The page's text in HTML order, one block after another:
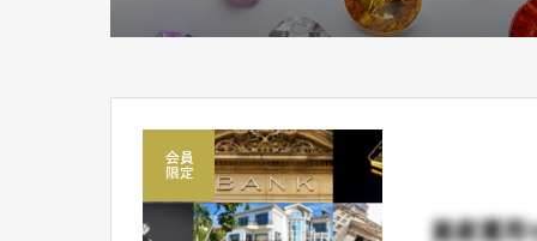
資産運用